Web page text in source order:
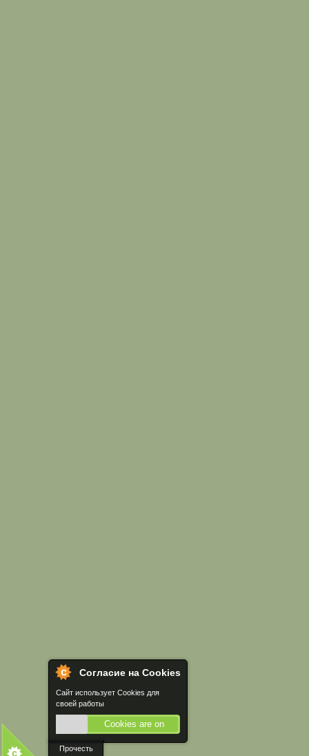
Согласие на Cookies
Сайт использует Cookies для
своей работы
Cookies are on
Прочесть